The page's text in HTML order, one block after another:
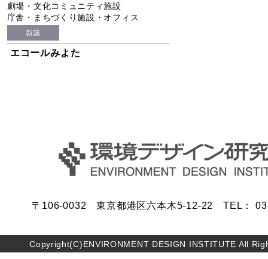
劇場・文化コミュニティ施設
庁舎・まちづくり施設・オフィス
新築
エコールみよた
〒106-0032 東京都港区六本木5-12-22 TEL：
Copyright(C)ENVIRONMENT DESIGN INSTITUTE All